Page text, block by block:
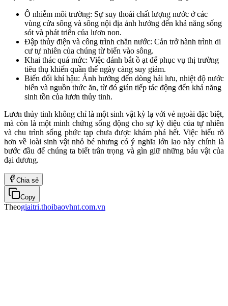
Ô nhiễm môi trường: Sự suy thoái chất lượng nước ở các
vùng cửa sông và sông nội địa ảnh hưởng đến khả năng sống
sót và phát triển của lươn non.
Đập thủy điện và công trình chắn nước: Cản trở hành trình di
cư tự nhiên của chúng từ biển vào sông.
Khai thác quá mức: Việc đánh bắt ồ ạt để phục vụ thị trường
tiêu thụ khiến quần thể ngày càng suy giảm.
Biến đổi khí hậu: Ảnh hưởng đến dòng hải lưu, nhiệt độ nước
biển và nguồn thức ăn, từ đó gián tiếp tác động đến khả năng
sinh tồn của lươn thủy tinh.
Lươn thủy tinh không chỉ là một sinh vật kỳ lạ với vẻ ngoài đặc biệt,
mà còn là một minh chứng sống động cho sự kỳ diệu của tự nhiên
và chu trình sống phức tạp chưa được khám phá hết. Việc hiểu rõ
hơn về loài sinh vật nhỏ bé nhưng có ý nghĩa lớn lao này chính là
bước đầu để chúng ta biết trân trọng và gìn giữ những báu vật của
đại dương.
Chia sẻ
Copy
Theogiaitri.thoibaovhnt.com.vn